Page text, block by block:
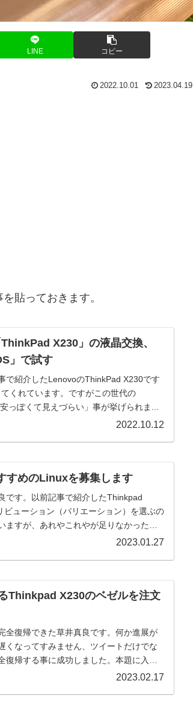
LINE コピー
2022.10.01 2023.04.19
貼っておきます。
X230」の液晶交換、
」で試す
で紹介したLenovoのThinkPad X230です
くれています。ですがこの世代の
っぽくて見えづらい」事が挙げられま...
2022.10.12
すめのLinuxを募集します
です。以前記事で紹介したThinkpad
ューション（バリエーション）を選ぶの
すが、あれやこれやが足りなかったり
2023.01.27
Thinkpad X230のベゼルを注文
全復帰できた草井真良です。何か進展が
くなってすみません、ツイートだけでな
帰する事に成功しました。本題に入り
2023.02.17